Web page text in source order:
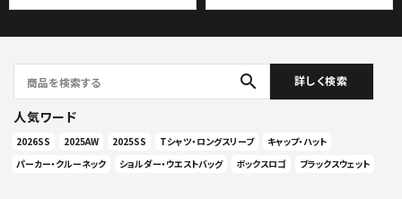
search 詳しく検索
人気ワード
2026SS 2025AW 2025SS Tシャツ・ロングスリーブ
キャップ・ハット
パーカー・クルーネック
ショルダー・ウエストバッグ ボックスロゴ ブラックスウェット